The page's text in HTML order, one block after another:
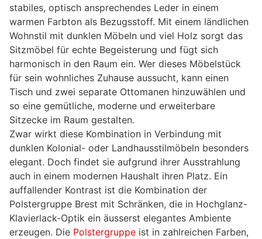
stabiles, optisch ansprechendes Leder in einem
warmen Farbton als Bezugsstoff. Mit einem ländlichen
Wohnstil mit dunklen Möbeln und viel Holz sorgt das
Sitzmöbel für echte Begeisterung und fügt sich
harmonisch in den Raum ein. Wer dieses Möbelstück
für sein wohnliches Zuhause aussucht, kann einen
Tisch und zwei separate Ottomanen hinzuwählen und
so eine gemütliche, moderne und erweiterbare
Sitzecke im Raum gestalten.
Zwar wirkt diese Kombination in Verbindung mit
dunklen Kolonial- oder Landhausstilmöbeln besonders
elegant. Doch findet sie aufgrund ihrer Ausstrahlung
auch in einem modernen Haushalt ihren Platz. Ein
auffallender Kontrast ist die Kombination der
Polstergruppe Brest mit Schränken, die in Hochglanz-
Klavierlack-Optik ein äusserst elegantes Ambiente
erzeugen. Die Polstergruppe ist in zahlreichen Farben,